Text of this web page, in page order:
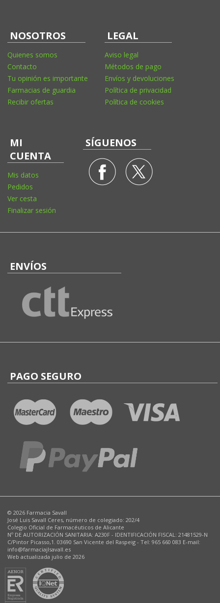
NOSOTROS
Quienes somos
Contacto
Tu opinión es importante
Farmacias de guardia
Recibir ofertas
LEGAL
Aviso legal
Métodos de pago
Envíos y devoluciones
Política de privacidad
Política de cookies
MI
CUENTA
Mis datos
Pedidos
Ver cesta
Finalizar sesión
SÍGUENOS
ENVÍOS
PAGO SEGURO
© 2026 Farmacia Savall
José Luis Savall Ceres, número de colegiado: 202/4
Colegio Oficial de Farmacéuticos de Alicante
Nº DE AUTORIZACIÓN SANITARIA: A230F - IDENTIFICACIÓN FISCAL: 21481529-N
C/Pintor Picasso,1. 03690 San Vicente del Raspeig - Tel: 965 660 083 E-mail:
info@farmaciajlsavall.es
Web actualizada julio de 2026